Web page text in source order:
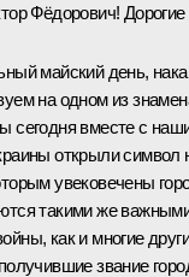
Фёдорович! Дорогие
майский день,
на одном из
сегодня вместе с
открыли
увековечены
такими же
как и многие
звание